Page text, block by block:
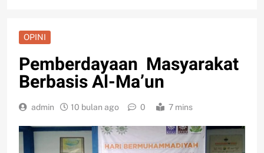
OPINI
Pemberdayaan Masyarakat
Berbasis Al-Ma’un
admin 10 bulan ago 0 7 mins